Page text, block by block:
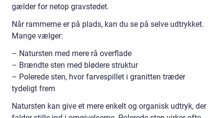
gælder for netop gravstedet.
Når rammerne er på plads, kan du se på selve udtrykket.
Mange vælger:
– Natursten med mere rå overflade
– Brændte sten med blødere struktur
– Polerede sten, hvor farvespillet i granitten træder
tydeligt frem
Natursten kan give et mere enkelt og organisk udtryk, der